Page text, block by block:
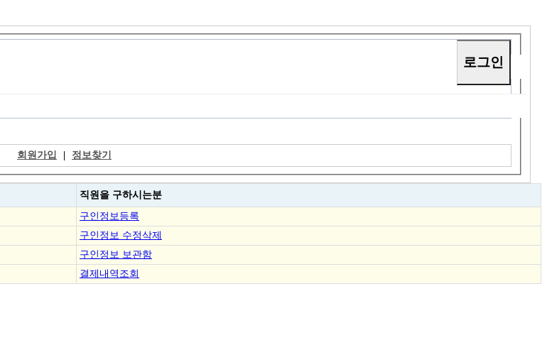
회원가입 | 정보찾기
직원을 구하시는분
구인정보등록
구인정보 수정삭제
구인정보 보관함
결제내역조회